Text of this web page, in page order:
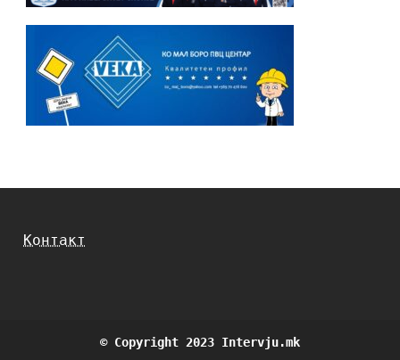
Контакт
© Copyright 2023 Intervju.mk